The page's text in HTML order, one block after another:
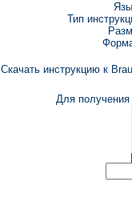
Тип
Скачать инструкцию к
Для получения